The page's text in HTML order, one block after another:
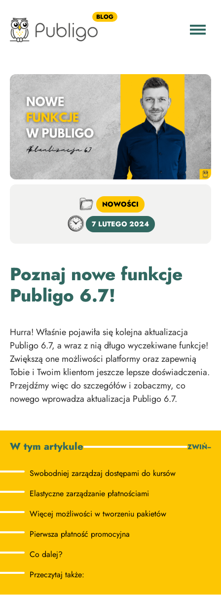
BLOG
NOWOŚCI
7 LUTEGO 2024
Poznaj nowe funkcje
Publigo 6.7!
Hurra! Właśnie pojawiła się kolejna aktualizacja
Publigo 6.7, a wraz z nią długo wyczekiwane funkcje!
Zwiększą one możliwości platformy oraz zapewnią
Tobie i Twoim klientom jeszcze lepsze doświadczenia.
Przejdźmy więc do szczegółów i zobaczmy, co
nowego wprowadza aktualizacja Publigo 6.7.
W tym artykule ZWIŃ−
Swobodniej zarządzaj dostępami do kursów
Elastyczne zarządzanie płatnościami
Więcej możliwości w tworzeniu pakietów
Pierwsza płatność promocyjna
Co dalej?
Przeczytaj także: